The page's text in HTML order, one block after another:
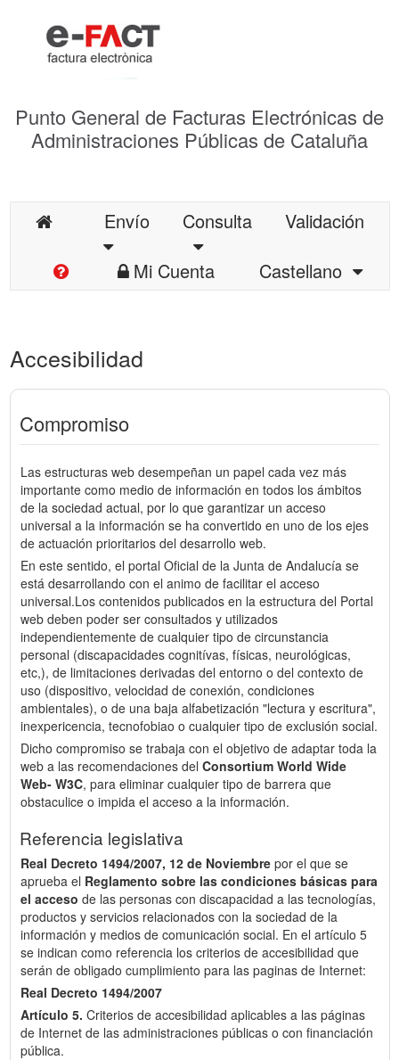
Punto General de Facturas Electrónicas de
Administraciones Públicas de Cataluña
Envío Consulta
Validación
Mi Cuenta
Castellano
Accesibilidad
Compromiso
Las estructuras web desempeñan un papel cada vez más
importante como medio de información en todos los ámbitos
de la sociedad actual, por lo que garantizar un acceso
universal a la información se ha convertido en uno de los ejes
de actuación prioritarios del desarrollo web.
En este sentido, el portal Oficial de la Junta de Andalucía se
está desarrollando con el animo de facilitar el acceso
universal.Los contenidos publicados en la estructura del Portal
web deben poder ser consultados y utilizados
independientemente de cualquier tipo de circunstancia
personal (discapacidades cognitívas, físicas, neurológicas,
etc,), de limitaciones derivadas del entorno o del contexto de
uso (dispositivo, velocidad de conexión, condiciones
ambientales), o de una baja alfabetización "lectura y escritura",
inexpericencia, tecnofobiao o cualquier tipo de exclusión social.
Dicho compromiso se trabaja con el objetivo de adaptar toda la
web a las recomendaciones del Consortium World Wide
Web- W3C, para eliminar cualquier tipo de barrera que
obstaculice o impida el acceso a la información.
Referencia legislativa
Real Decreto 1494/2007, 12 de Noviembre por el que se
aprueba el Reglamento sobre las condiciones básicas para
el acceso de las personas con discapacidad a las tecnologías,
productos y servicios relacionados con la sociedad de la
información y medios de comunicación social. En el artículo 5
se indican como referencia los criterios de accesibilidad que
serán de obligado cumplimiento para las paginas de Internet:
Real Decreto 1494/2007
Artículo 5. Criterios de accesibilidad aplicables a las páginas
de Internet de las administraciones públicas o con financiación
pública.